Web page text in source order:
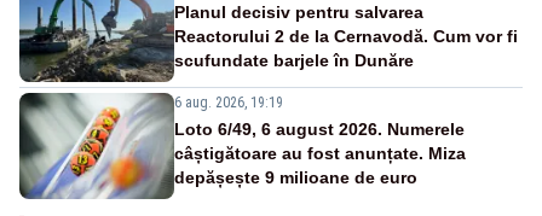
Planul decisiv pentru salvarea
Reactorului 2 de la Cernavodă. Cum vor fi
scufundate barjele în Dunăre
6 aug. 2026, 19:19
Loto 6/49, 6 august 2026. Numerele
câștigătoare au fost anunțate. Miza
depășește 9 milioane de euro